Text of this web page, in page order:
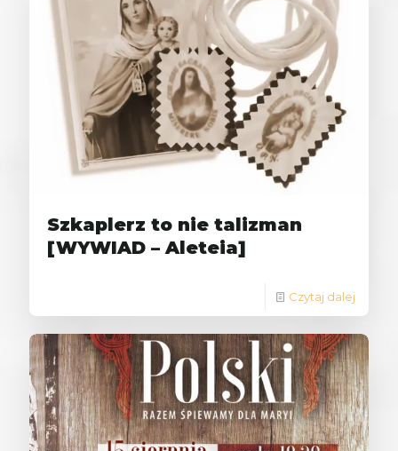
Szkaplerz to nie talizman
[WYWIAD – Aleteia]
Czytaj dalej